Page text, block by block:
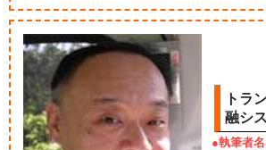
トラ
融シ
●執筆者